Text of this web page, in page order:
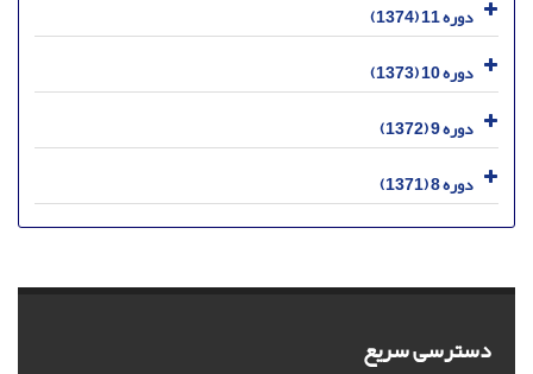
دوره 11 (1374)
دوره 10 (1373)
دوره 9 (1372)
دوره 8 (1371)
دسترسی سریع